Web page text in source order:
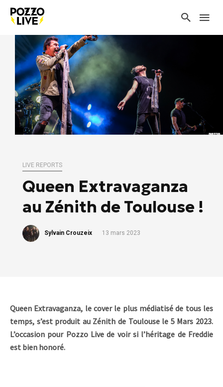
LIVE REPORTS
Queen Extravaganza
au Zénith de Toulouse !
Sylvain Crouzeix 13 mars 2023
Queen Extravaganza, le cover le plus médiatisé de tous les
temps, s’est produit au Zénith de Toulouse le 5 Mars 2023.
L’occasion pour Pozzo Live de voir si l’héritage de Freddie
est bien honoré.